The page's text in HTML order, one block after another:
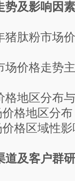
势及影响因
肽粉市场
价格走势
地区分布与
地区分布
区域性影
道及客户群